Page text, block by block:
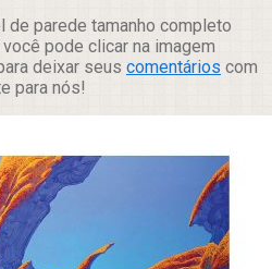
de parede tamanho completo
pode clicar na imagem
deixar seus comentários com
para nós!